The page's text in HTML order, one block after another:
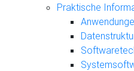
Praktische